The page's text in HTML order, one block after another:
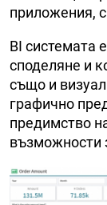
приложения,
BI системата
споделяне и
също и
графично
предимство
възможности